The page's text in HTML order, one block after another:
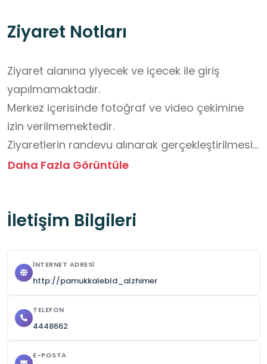
Ziyaret Notları
Ziyaret alanına yiyecek ve içecek ile giriş
yapılmamaktadır.
Merkez içerisinde fotoğraf ve video çekimine
izin verilmemektedir.
Ziyaretlerin randevu alınarak gerçekleştirilmesi
gerekmektedir.
Daha Fazla Görüntüle
İletişim Bilgileri
İNTERNET ADRESI
http://pamukkalebld_alzhimer
TELEFON
4448662
E-POSTA